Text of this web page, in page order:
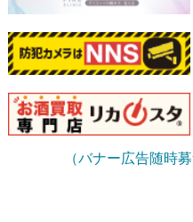
（バナー広告随時